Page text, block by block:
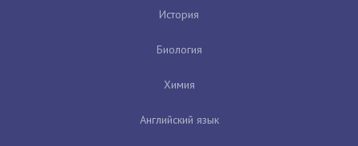
История
Биология
Химия
Английский язык